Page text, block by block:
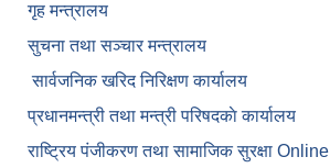
गृह मन्त्रालय
सुचना तथा सञ्चार मन्त्रालय
सार्वजनिक खरिद निरिक्षण कार्यालय
प्रधानमन्त्री तथा मन्त्री परिषदकाे कार्यालय
राष्ट्रिय पंजीकरण तथा सामाजिक सुरक्षा Online